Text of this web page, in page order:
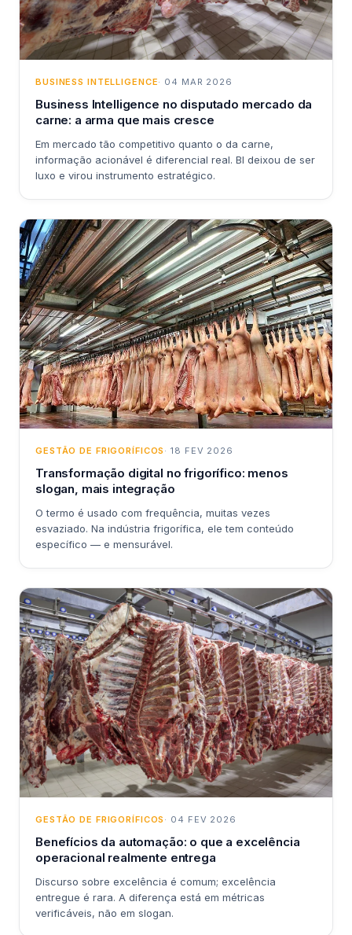
BUSINESS INTELLIGENCE· 04 MAR 2026
Business Intelligence no disputado mercado da
carne: a arma que mais cresce
Em mercado tão competitivo quanto o da carne,
informação acionável é diferencial real. BI deixou de ser
luxo e virou instrumento estratégico.
GESTÃO DE FRIGORÍFICOS · 18 FEV 2026
Transformação digital no frigorífico: menos
slogan, mais integração
O termo é usado com frequência, muitas vezes
esvaziado. Na indústria frigorífica, ele tem conteúdo
específico — e mensurável.
GESTÃO DE FRIGORÍFICOS · 04 FEV 2026
Benefícios da automação: o que a excelência
operacional realmente entrega
Discurso sobre excelência é comum; excelência
entregue é rara. A diferença está em métricas
verificáveis, não em slogan.